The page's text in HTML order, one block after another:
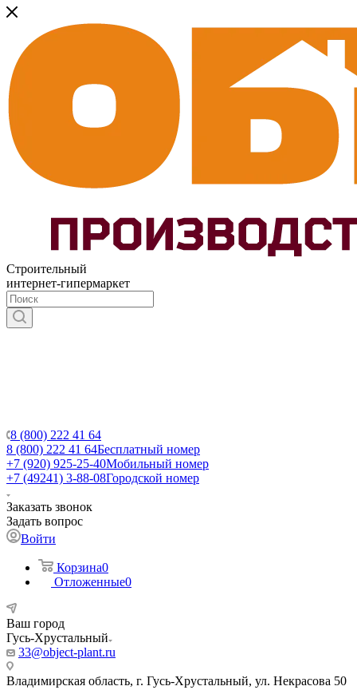
Строительный
интернет-гипермаркет
8 (800) 222 41 64
8 (800) 222 41 64Бесплатный номер
+7 (920) 925-25-40Мобильный номер
+7 (49241) 3-88-08Городской номер
Заказать звонок
Задать вопрос
Войти
Корзина0
Отложенные0
Ваш город
Гусь-Хрустальный
33@object-plant.ru
Владимирская область, г. Гусь-Хрустальный, ул. Некрасова 50